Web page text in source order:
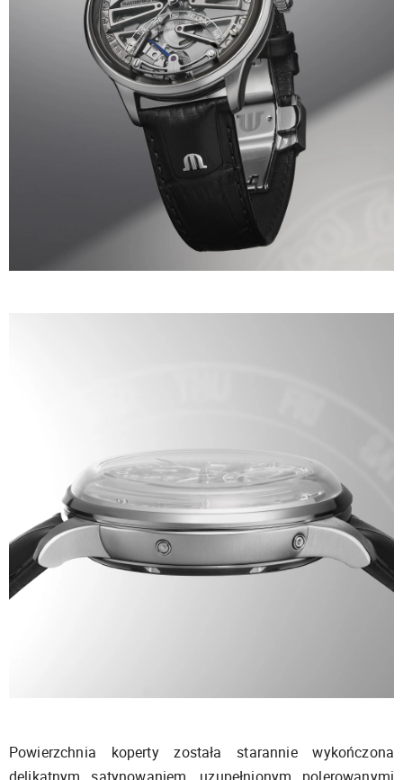
Powierzchnia koperty została starannie wykończona